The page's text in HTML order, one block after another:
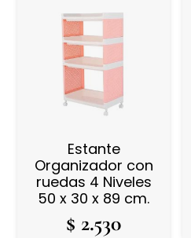
Estante
Organizador con
ruedas 4 Niveles
50 x 30 x 89 cm.
$ 2.530